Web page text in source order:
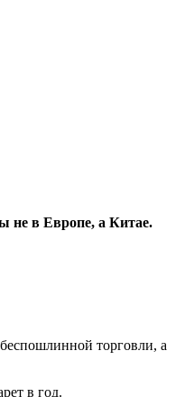
не в Европе, а Китае.
торговли, а
в год.